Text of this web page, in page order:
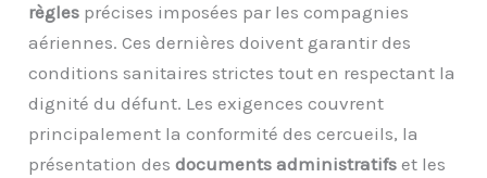
règles précises imposées par les compagnies
aériennes. Ces dernières doivent garantir des
conditions sanitaires strictes tout en respectant la
dignité du défunt. Les exigences couvrent
principalement la conformité des cercueils, la
présentation desdocuments administratifs et les